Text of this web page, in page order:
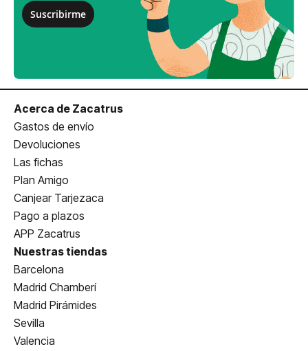
Suscribirme
Acerca de Zacatrus
Gastos de envío
Devoluciones
Las fichas
Plan Amigo
Canjear Tarjezaca
Pago a plazos
APP Zacatrus
Nuestras tiendas
Barcelona
Madrid Chamberí
Madrid Pirámides
Sevilla
Valencia